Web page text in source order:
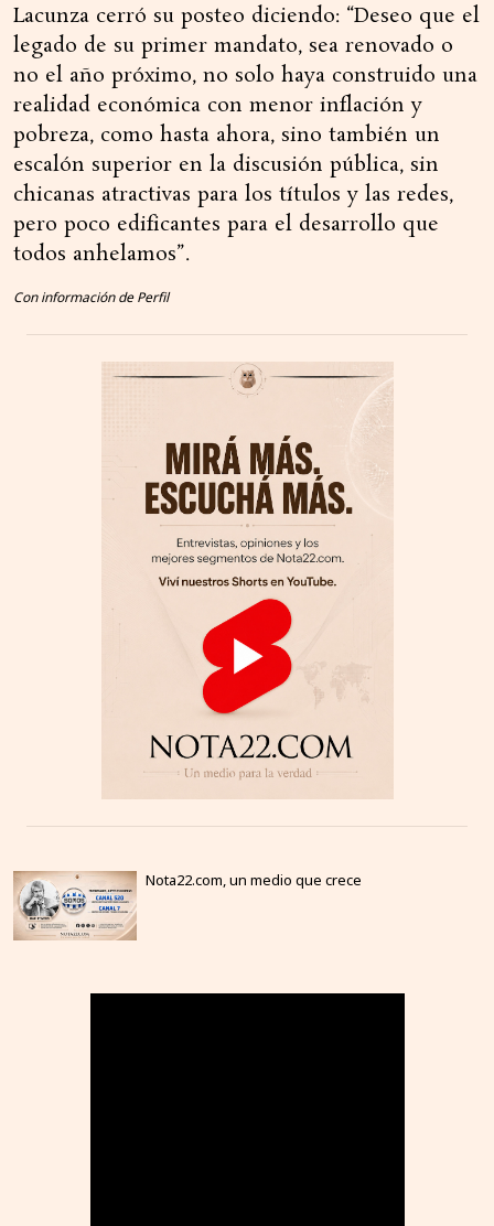
Lacunza cerró su posteo diciendo: “Deseo que el
legado de su primer mandato, sea renovado o
no el año próximo, no solo haya construido una
realidad económica con menor inflación y
pobreza, como hasta ahora, sino también un
escalón superior en la discusión pública, sin
chicanas atractivas para los títulos y las redes,
pero poco edificantes para el desarrollo que
todos anhelamos”.
Con información de Perfil
Nota22.com, un medio que crece